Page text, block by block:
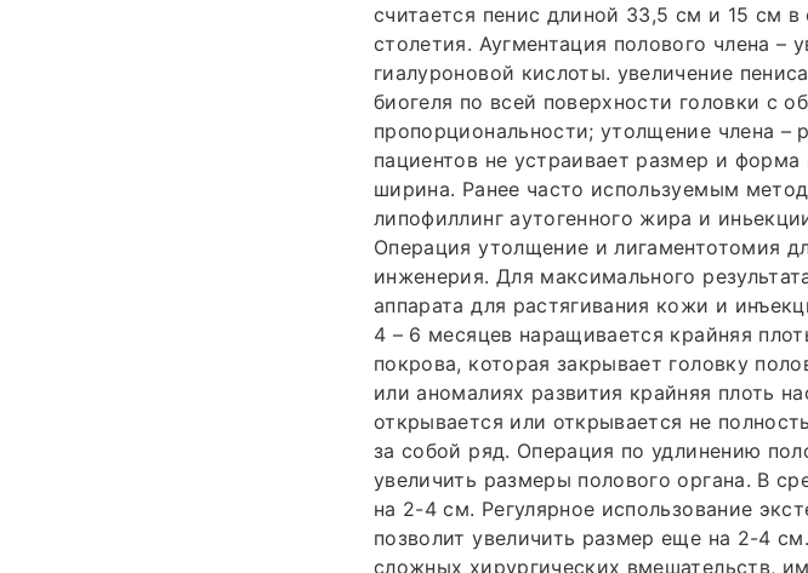
считается пенис длиной 33,5 см и 15 см
столетия. Аугментация полового члена –
гиалуроновой кислоты. увеличение
биогеля по всей поверхности головки с
пропорциональности; утолщение члена –
пациентов не устраивает размер и
ширина. Ранее часто используемым
липофиллинг аутогенного жира и
Операция утолщение и лигаментотомия
инженерия. Для максимального
аппарата для растягивания кожи и
4 – 6 месяцев наращивается крайняя
покрова, которая закрывает головку
или аномалиях развития крайняя плоть
открывается или открывается не
за собой ряд. Операция по удлинению
увеличить размеры полового органа. В
на 2-4 см. Регулярное использование
позволит увеличить размер еще на 2-4
сложных хирургических вмешательств,